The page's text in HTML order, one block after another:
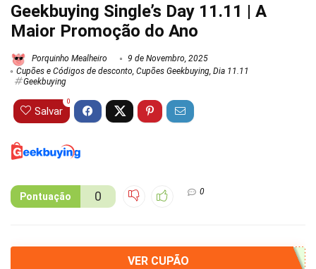
Geekbuying Single’s Day 11.11 | A
Maior Promoção do Ano
Porquinho Mealheiro
9 de Novembro, 2025
Cupões e Códigos de desconto Cupões Geekbuying Dia 11.11
Geekbuying
Salvar
0
Pontuação 0 0
VER CUPÃO